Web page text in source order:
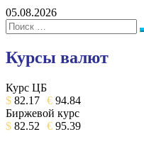
05.08.2026
Поиск:
Курсы валют
Курс ЦБ
$ 82.17 € 94.84
Биржевой курс
$ 82.52 € 95.39